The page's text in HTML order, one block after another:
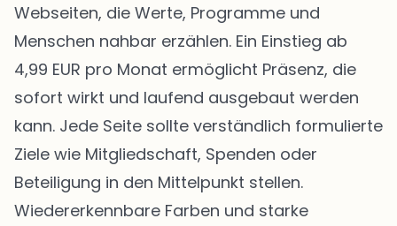
Webseiten, die Werte, Programme und
Menschen nahbar erzählen. Ein Einstieg ab
4,99 EUR pro Monat ermöglicht Präsenz, die
sofort wirkt und laufend ausgebaut werden
kann. Jede Seite sollte verständlich formulierte
Ziele wie Mitgliedschaft, Spenden oder
Beteiligung in den Mittelpunkt stellen.
Wiedererkennbare Farben und starke